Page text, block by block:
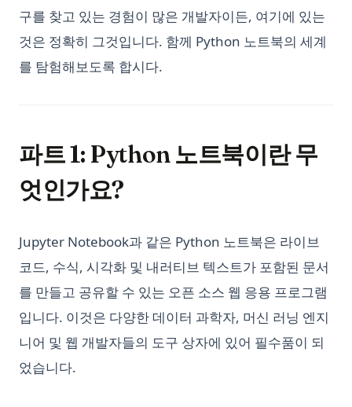
구를 찾고 있는 경험이 많은 개발자이든, 여기에 있는
것은 정확히 그것입니다. 함께 Python 노트북의 세계
를 탐험해보도록 합시다.
파트 1: Python 노트북이란 무
엇인가요?
Jupyter Notebook과 같은 Python 노트북은 라이브
코드, 수식, 시각화 및 내러티브 텍스트가 포함된 문서
를 만들고 공유할 수 있는 오픈 소스 웹 응용 프로그램
입니다. 이것은 다양한 데이터 과학자, 머신 러닝 엔지
니어 및 웹 개발자들의 도구 상자에 있어 필수품이 되
었습니다.